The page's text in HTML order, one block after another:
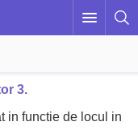
3.
in functie de locul in